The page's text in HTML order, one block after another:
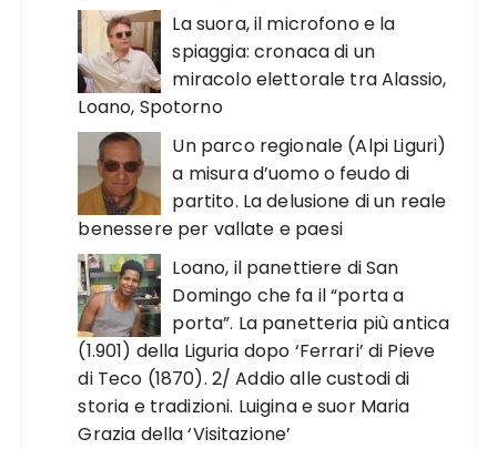
La suora, il microfono e la
spiaggia: cronaca di un
miracolo elettorale tra Alassio,
Loano, Spotorno
Un parco regionale (Alpi Liguri)
a misura d’uomo o feudo di
partito. La delusione di un reale
benessere per vallate e paesi
Loano, il panettiere di San
Domingo che fa il “porta a
porta”. La panetteria più antica
(1.901) della Liguria dopo ‘Ferrari’ di Pieve
di Teco (1870). 2/ Addio alle custodi di
storia e tradizioni. Luigina e suor Maria
Grazia della ‘Visitazione’